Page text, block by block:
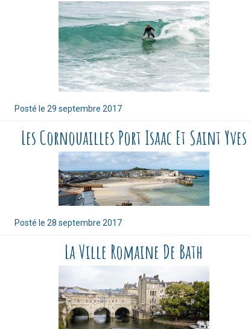
Posté le 29 septembre 2017
Les Cornouailles Port Isaac Et Saint Yves
Posté le 28 septembre 2017
La Ville Romaine De Bath